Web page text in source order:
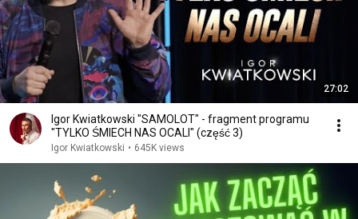
27:02
Igor Kwiatkowski "SAMOLOT" - fragment programu
"TYLKO ŚMIECH NAS OCALI" (część 3)
Igor Kwiatkowski • 645K views